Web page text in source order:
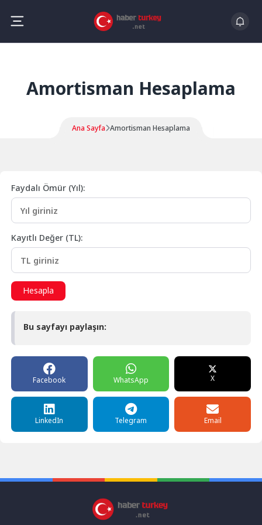
content
Amortisman Hesaplama
Ana Sayfa Amortisman Hesaplama
Faydalı Ömür (Yıl):
Kayıtlı Değer (TL):
Hesapla
Bu sayfayı paylaşın:
Facebook WhatsApp X
LinkedIn Telegram Email